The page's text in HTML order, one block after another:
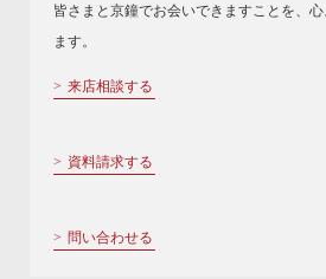
皆さまと京鐘でお会いできますことを、
ます。
来店相談する
資料請求する
問い合わせる